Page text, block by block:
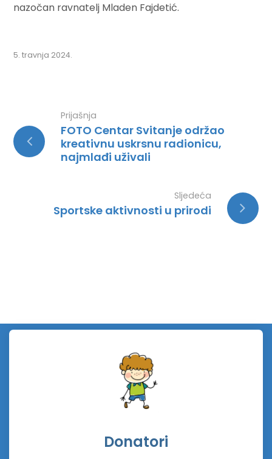
nazočan ravnatelj Mladen Fajdetić.
5. travnja 2024.
Prijašnja
FOTO Centar Svitanje održao
kreativnu uskrsnu radionicu,
najmlađi uživali
Sljedeća
Sportske aktivnosti u prirodi
Donatori